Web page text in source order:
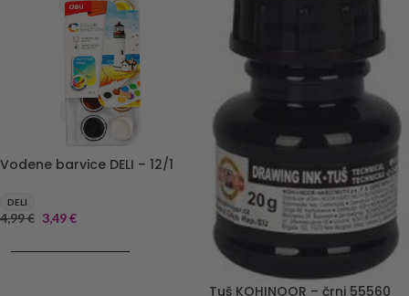
Vodene barvice DELI – 12/1
DELI
4,99€ 3,49€
Tuš KOHINOOR – črni 55560